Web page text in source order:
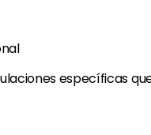
específicas